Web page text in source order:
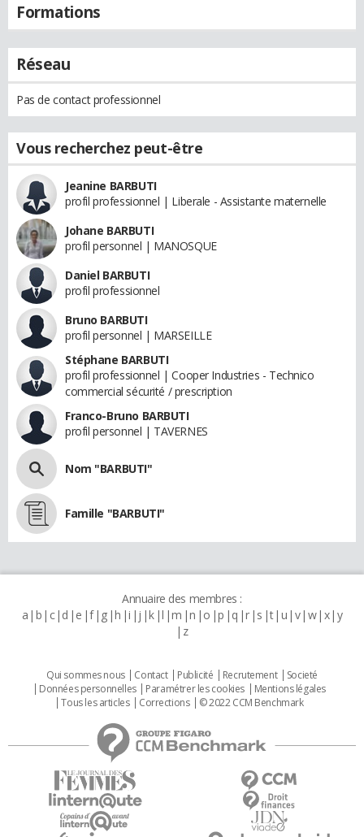
Formations
Réseau
Pas de contact professionnel
Vous recherchez peut-être
Jeanine BARBUTI
profil professionnel | Liberale - Assistante maternelle
Johane BARBUTI
profil personnel | MANOSQUE
Daniel BARBUTI
profil professionnel
Bruno BARBUTI
profil personnel | MARSEILLE
Stéphane BARBUTI
profil professionnel | Cooper Industries - Technico
commercial sécurité / prescription
Franco-Bruno BARBUTI
profil personnel | TAVERNES
Nom "BARBUTI"
Famille "BARBUTI"
Annuaire des membres :
a b c d e f g h i j k l m n o p q r s t u v w x y
z
Qui sommes nous Contact Publicité Recrutement
Societé
Données personnelles
Paramétrer les cookies
Mentions légales
Tous les articles
Corrections © 2022 CCM Benchmark